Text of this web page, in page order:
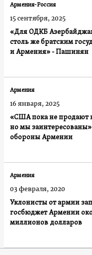
«Для ОДКБ
столь же братским
и Армения» - Пашинян
Армения-Россия
15 сентября, 2025
«США пока не продают
но мы
обороны Армении
Армения
16 января, 2025
Уклонисты от армии
госбюджет Армении
миллионов долларов
Армения
03 февраля, 2020